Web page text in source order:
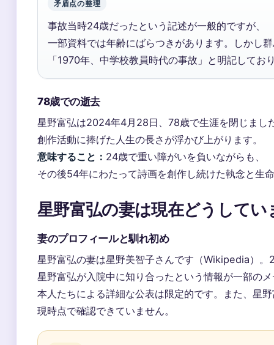
矛盾点の整理
事故当時24歳だったという記述が一般的ですが、
一部資料では年齢にばらつきがあります。しかし
「1970年、中学校教員時代の事故」と明記して
78歳での逝去
星野富弘は2024年4月28日、78歳で生涯を閉じまし
創作活動に捧げた人生の長さが浮かび上がります。
意味すること： 24歳で重い障がいを負いながらも、
その後54年にわたって詩画を創作し続けた執念と生
星野富弘の妻は現在どうしてい
妻のプロフィールと馴れ初め
星野富弘の妻は星野美智子さんです（Wikipedia）。
星野富弘が入院中に知り合ったという情報が一部の
本人たちによる詳細な公表は限定的です。また、星
現時点で確認できていません。